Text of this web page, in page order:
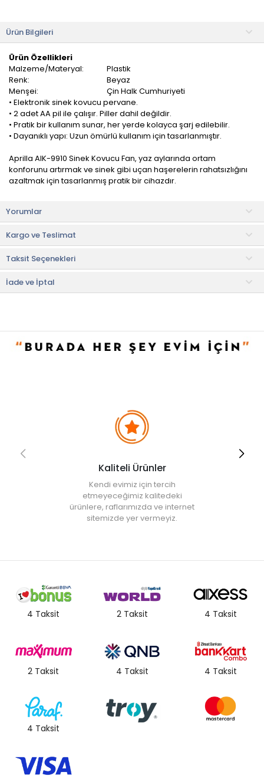
Ürün Bilgileri
Ürün Özellikleri
Malzeme/Materyal:
Plastik
Renk:
Beyaz
Menşei:
Çin Halk Cumhuriyeti
• Elektronik sinek kovucu pervane.
• 2 adet AA pil ile çalışır. Piller dahil değildir.
• Pratik bir kullanım sunar, her yerde kolayca şarj edilebilir.
• Dayanıklı yapı: Uzun ömürlü kullanım için tasarlanmıştır.
Aprilla AIK-9910 Sinek Kovucu Fan, yaz aylarında ortam
konforunu artırmak ve sinek gibi uçan haşerelerin rahatsızlığını
azaltmak için tasarlanmış pratik bir cihazdır.
sineklerin yaklaşmasını zorlaştırarak daha rahat bir kullanım
ortamı sunar. Ev, balkon, mutfak, yazlık ve açık alanlarda
kullanım için uygun kompakt bir çözümdür.
Kimyasal kullanımına gerek duymadan fiziksel etkiyle sinekleri
uzaklaştırmaya yardımcı olur. Sessiz çalışma yapısı sayesinde
günlük yaşamda rahatsızlık vermeden kullanılabilir ve özellikle
yemek alanlarında daha konforlu bir ortam oluşturur.
• Not: Bu fiyat perakende satışlar için belirlenmiştir. Toplu alımlar
Yorumlar
Kargo ve Teslimat
Taksit Seçenekleri
İade ve İptal
Kaliteli Ürünler
Kendi evimiz için tercih
etmeyeceğimiz kalitedeki
ürünlere, raflarımızda ve internet
sitemizde yer vermeyiz.
4 Taksit 2 Taksit 4 Taksit
2 Taksit 4 Taksit 4 Taksit
4 Taksit